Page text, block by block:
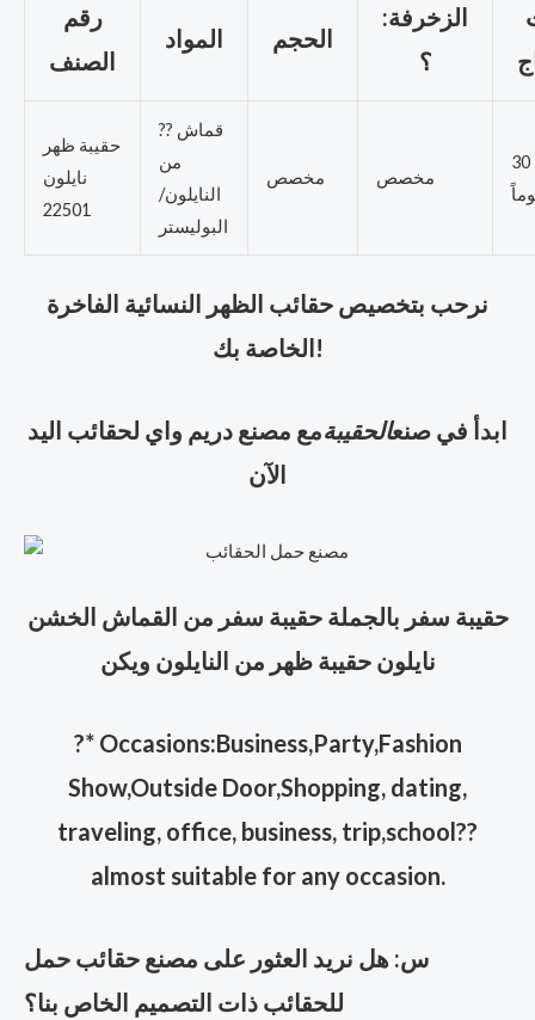
رقم
الصنف
المواد الحجم
الزخرفة:
؟
حقيبة ظهر
نايلون
22501
?? قماش
من
النايلون/
البوليستر
مخصص مخصص
حوالي 30
نرحب بتخصيص حقائب الظهر النسائية الفاخرة
الخاصة بك!
ابدأ في صنعالحقيبةمع مصنع دريم واي لحقائب اليد
الآن
حقيبة سفر بالجملة حقيبة سفر من القماش الخشن
نايلون حقيبة ظهر من النايلون ويكن
?* Occasions:Business,Party,Fashion
Show,Outside Door,Shopping, dating,
traveling, office, business, trip,school??
almost suitable for any occasion.
س: هل نريد العثور على مصنع حقائب حمل
للحقائب ذات التصميم الخاص بنا؟